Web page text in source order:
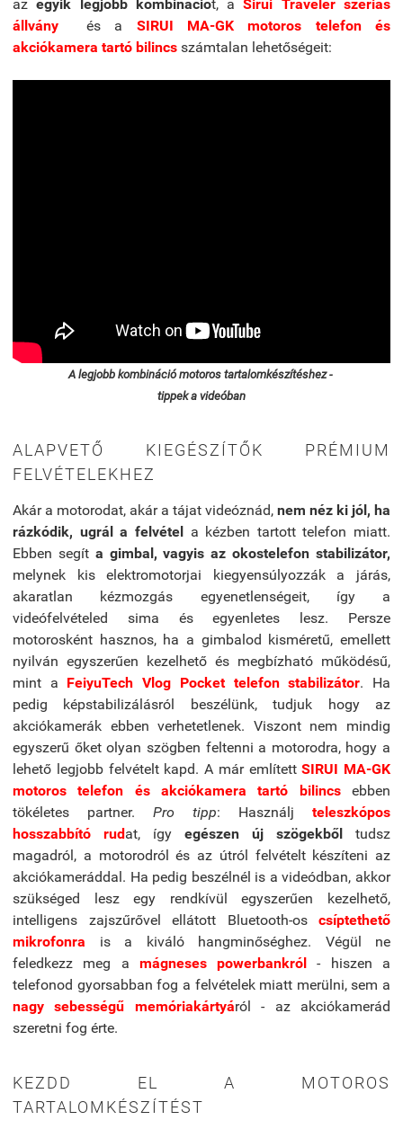
azegyik legjobb kombinációt, aSirui Traveler szériás
állvány
és a SIRUI MA-GK motoros telefon és
akciókamera tartó bilincs számtalan lehetőségeit:
A legjobb kombináció motoros tartalomkészítéshez -
tippek a videóban
ALAPVETŐ KIEGÉSZÍTŐK PRÉMIUM
FELVÉTELEKHEZ
Akár a motorodat, akár a tájat videóznád, nem néz ki jól, ha
rázkódik, ugrál a felvétela kézben tartott telefon miatt.
Ebben segít a gimbal, vagyis az okostelefon stabilizátor,
melynek kis elektromotorjai kiegyensúlyozzák a járás,
akaratlan kézmozgás egyenetlenségeit, így a
videófelvételed sima és egyenletes lesz. Persze
motorosként hasznos, ha a gimbalod kisméretű, emellett
nyilván egyszerűen kezelhető és megbízható működésű,
mint a FeiyuTech Vlog Pocket telefon stabilizátor. Ha
pedig képstabilizálásról beszélünk, tudjuk hogy az
akciókamerák ebben verhetetlenek. Viszont nem mindig
egyszerű őket olyan szögben feltenni a motorodra, hogy a
lehető legjobb felvételt kapd. A már említettSIRUI MA-GK
motoros telefon és akciókamera tartó bilincsebben
tökéletes partner. Pro tipp: Használj teleszkópos
hosszabbító rudat, így egészen új szögekből tudsz
magadról, a motorodról és az útról felvételt készíteni az
akciókameráddal. Ha pedig beszélnél is a videódban, akkor
szükséged lesz egy rendkívül egyszerűen kezelhető,
intelligens zajszűrővel ellátott Bluetooth-os csíptethető
mikrofonra is a kiváló hangminőséghez. Végül ne
feledkezz meg a mágneses powerbankról - hiszen a
telefonod gyorsabban fog a felvételek miatt merülni, sem a
nagy sebességű memóriakártyáról - az akciókamerád
szeretni fog érte.
KEZDD EL A MOTOROS
TARTALOMKÉSZÍTÉST